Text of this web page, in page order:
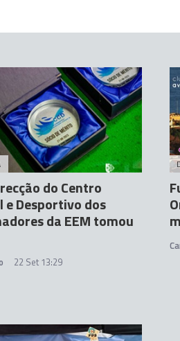
do Centro
e Desportivo dos
da EEM tomou
22 Set 13:29